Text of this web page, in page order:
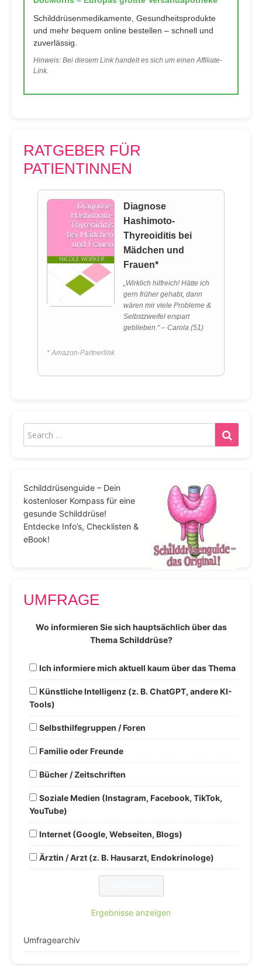
Schilddrüsenmedikamente, Gesundheitsprodukte
und mehr bequem online bestellen – schnell und
zuverlässig.
Hinweis: Bei diesem Link handelt es sich um einen Affiliate-
Link.
RATGEBER FÜR
PATIENTINNEN
Diagnose
Hashimoto-
Thyreoiditis bei
Mädchen und
Frauen*
„Wirklich hilfreich! Hätte ich
gern früher gehabt, dann
wären mir viele Probleme &
Selbstzweifel erspart
geblieben.“ – Carola (51)
* Amazon-Partnerlink
Schilddrüsenguide – Dein
kostenloser Kompass für eine
gesunde Schilddrüse!
Entdecke Info’s, Checklisten &
eBook!
UMFRAGE
Wo informieren Sie sich hauptsächlich über das
Thema Schilddrüse?
Ich informiere mich aktuell kaum über das Thema
Künstliche Intelligenz (z. B. ChatGPT, andere KI-
Tools)
Selbsthilfegruppen / Foren
Familie oder Freunde
Bücher / Zeitschriften
Soziale Medien (Instagram, Facebook, TikTok,
YouTube)
Internet (Google, Webseiten, Blogs)
Ärztin / Arzt (z. B. Hausarzt, Endokrinologe)
Ergebnisse anzeigen
Umfragearchiv